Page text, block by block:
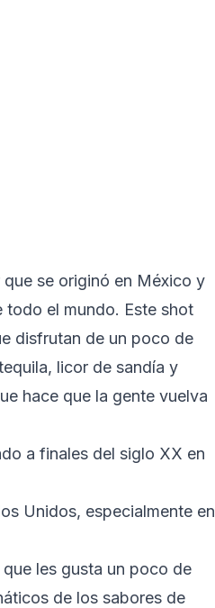
se originó en México y
todo el mundo. Este shot
disfrutan de un poco de
licor de sandía y
hace que la gente vuelva
a finales del siglo XX en
Unidos, especialmente en
les gusta un poco de
de los sabores de